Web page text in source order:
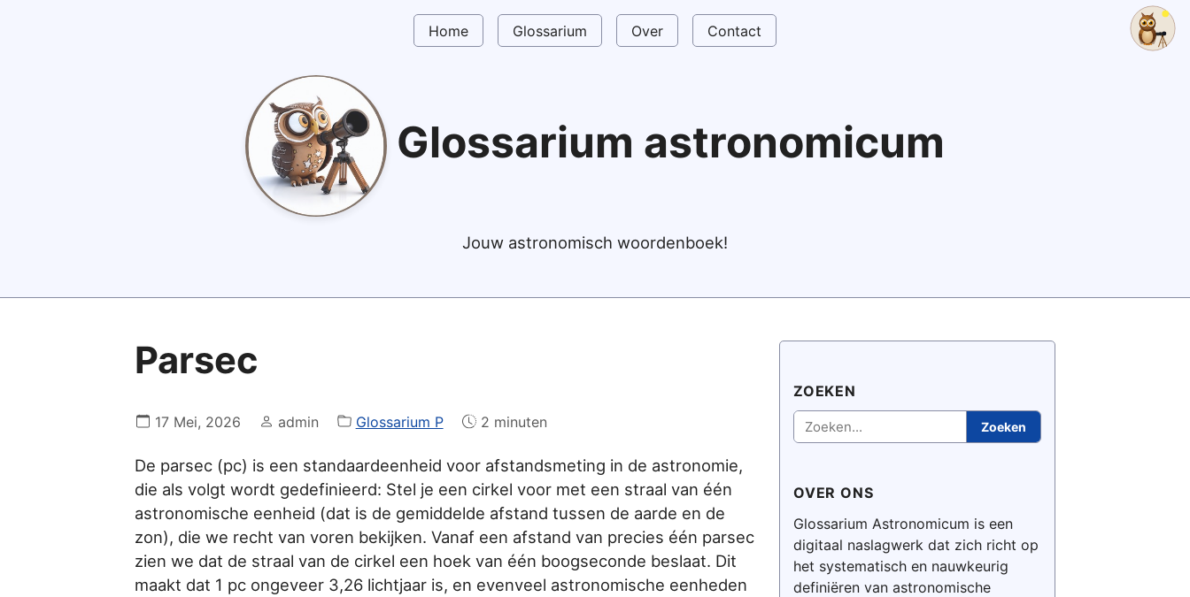
Home Glossarium Over Contact
Glossarium astronomicum
Jouw astronomisch woordenboek!
Parsec
17 Mei, 2026 admin Glossarium P 2 minuten
De parsec (pc) is een standaardeenheid voor afstandsmeting in de astronomie,
die als volgt wordt gedefinieerd: Stel je een cirkel voor met een straal van één
astronomische eenheid (dat is de gemiddelde afstand tussen de aarde en de
zon), die we recht van voren bekijken. Vanaf een afstand van precies één parsec
zien we dat de straal van de cirkel een hoek van één boogseconde beslaat. Dit
maakt dat 1 pc ongeveer 3,26 lichtjaar is, en evenveel astronomische eenheden
ZOEKEN
Zoeken
Zoeken
OVER ONS
Glossarium Astronomicum is een
digitaal naslagwerk dat zich richt op
het systematisch en nauwkeurig
definiëren van astronomische